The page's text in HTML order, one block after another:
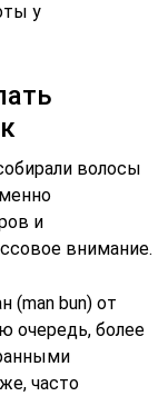
у
волосы
и
внимание.
(man bun) от
очередь, более
часто